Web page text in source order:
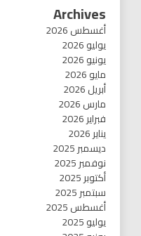
Archives
أغسطس 2026
يوليو 2026
يونيو 2026
مايو 2026
أبريل 2026
مارس 2026
فبراير 2026
يناير 2026
ديسمبر 2025
نوفمبر 2025
أكتوبر 2025
سبتمبر 2025
أغسطس 2025
يوليو 2025